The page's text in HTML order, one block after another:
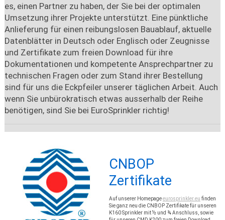
es, einen Partner zu haben, der Sie bei der optimalen
Umsetzung ihrer Projekte unterstützt. Eine pünktliche
Anlieferung für einen reibungslosen Bauablauf, aktuelle
Datenblätter in Deutsch oder Englisch oder Zeugnisse
und Zertifikate zum freien Download für ihre
Dokumentationen und kompetente Ansprechpartner zu
technischen Fragen oder zum Stand ihrer Bestellung
sind für uns die Eckpfeiler unserer täglichen Arbeit. Auch
wenn Sie unbürokratisch etwas ausserhalb der Reihe
benötigen, sind Sie bei EuroSprinkler richtig!
CNBOP
Zertifikate
Auf unserer Homepageeurosprinkler.eu finden
Sie ganz neu die CNBOP Zertifikate für unseren
K160 Sprinkler mit ½ und ¾ Anschluss, sowie